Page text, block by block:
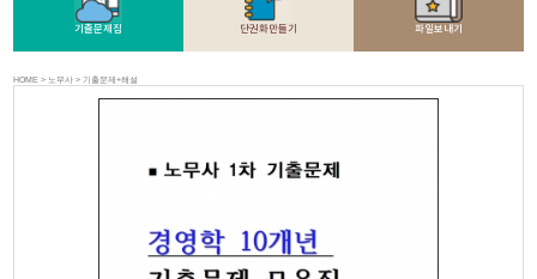
기출문제집 단권화만들기 파일보내기
HOME > 노무사 > 기출문제+해설